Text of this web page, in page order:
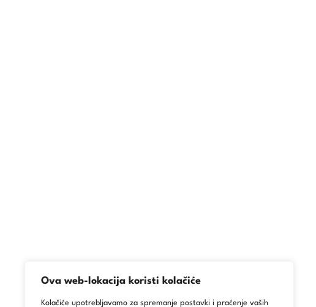
Ova web-lokacija koristi kolačiće
Kolačiće upotrebljavamo za spremanje postavki i praćenje vaših